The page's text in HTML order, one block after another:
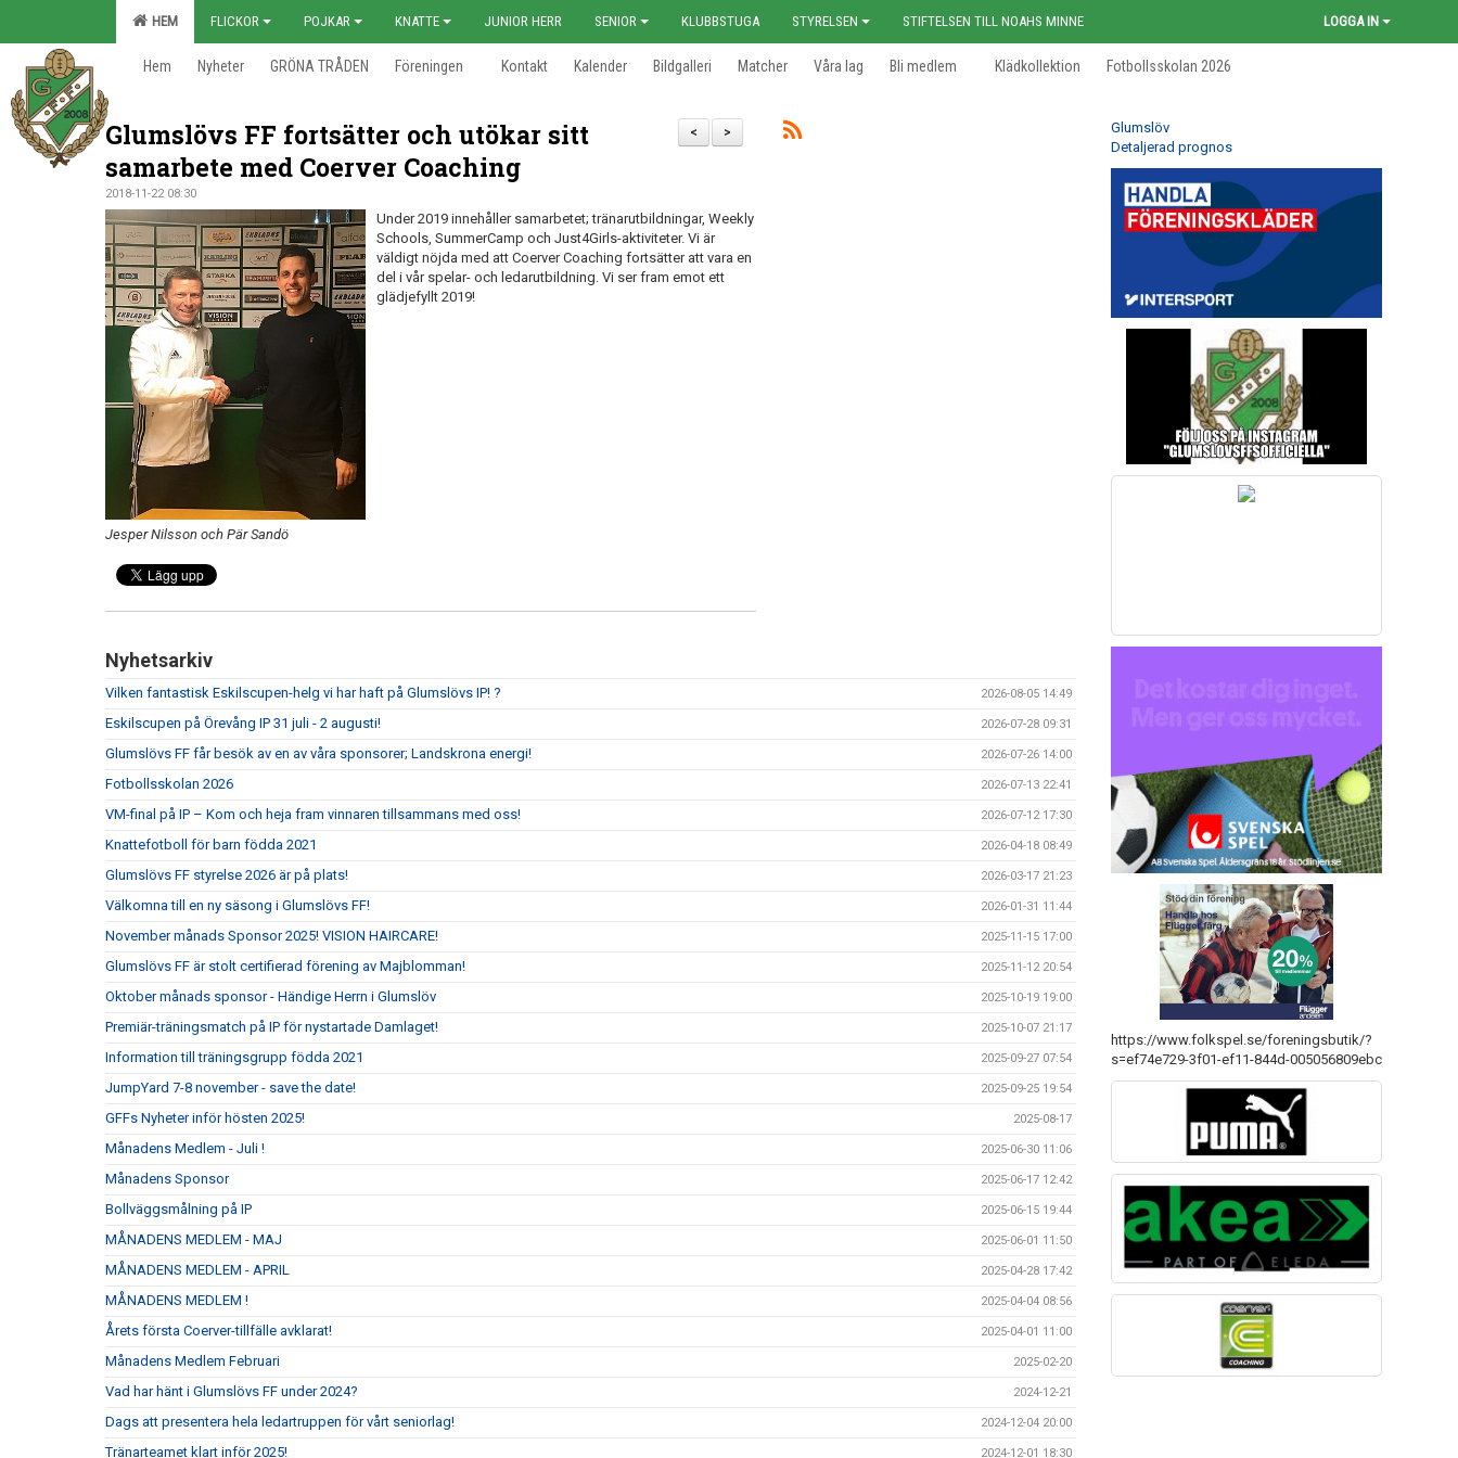
HEM FLICKOR POJKAR KNATTE JUNIOR HERR SENIOR KLUBBSTUGA STYRELSEN STIFTELSEN TILL NOAHS MINNE LOGGA IN
Hem Nyheter GRÖNA TRÅDEN Föreningen Kontakt Kalender Bildgalleri Matcher Våra lag Bli medlem Klädkollektion Fotbollsskolan 2026
>
<
Glumslövs FF fortsätter och utökar sitt
samarbete med Coerver Coaching
2018-11-22 08:30
Jesper Nilsson och Pär Sandö
Under 2019 innehåller samarbetet; tränarutbildningar, Weekly
Schools, SummerCamp och Just4Girls-aktiviteter. Vi är
väldigt nöjda med att Coerver Coaching fortsätter att vara en
del i vår spelar- och ledarutbildning. Vi ser fram emot ett
glädjefyllt 2019!
Nyhetsarkiv
Vilken fantastisk Eskilscupen-helg vi har haft på Glumslövs IP! ? 2026-08-05 14:49
Eskilscupen på Örevång IP 31 juli - 2 augusti! 2026-07-28 09:31
Glumslövs FF får besök av en av våra sponsorer; Landskrona energi! 2026-07-26 14:00
Fotbollsskolan 2026 2026-07-13 22:41
VM-final på IP – Kom och heja fram vinnaren tillsammans med oss! 2026-07-12 17:30
Knattefotboll för barn födda 2021 2026-04-18 08:49
Glumslövs FF styrelse 2026 är på plats! 2026-03-17 21:23
Välkomna till en ny säsong i Glumslövs FF! 2026-01-31 11:44
November månads Sponsor 2025! VISION HAIRCARE! 2025-11-15 17:00
Glumslövs FF är stolt certifierad förening av Majblomman! 2025-11-12 20:54
Oktober månads sponsor - Händige Herrn i Glumslöv 2025-10-19 19:00
Premiär-träningsmatch på IP för nystartade Damlaget! 2025-10-07 21:17
Information till träningsgrupp födda 2021 2025-09-27 07:54
JumpYard 7-8 november - save the date! 2025-09-25 19:54
GFFs Nyheter inför hösten 2025! 2025-08-17
Månadens Medlem - Juli ! 2025-06-30 11:06
Månadens Sponsor 2025-06-17 12:42
Bollväggsmålning på IP 2025-06-15 19:44
MÅNADENS MEDLEM - MAJ 2025-06-01 11:50
MÅNADENS MEDLEM - APRIL 2025-04-28 17:42
MÅNADENS MEDLEM ! 2025-04-04 08:56
Årets första Coerver-tillfälle avklarat! 2025-04-01 11:00
Månadens Medlem Februari 2025-02-20
Vad har hänt i Glumslövs FF under 2024? 2024-12-21
Dags att presentera hela ledartruppen för vårt seniorlag! 2024-12-04 20:00
Tränarteamet klart inför 2025! 2024-12-01 18:30
Glumslöv
Detaljerad prognos
https://www.folkspel.se/foreningsbutik/?
s=ef74e729-3f01-ef11-844d-005056809ebc